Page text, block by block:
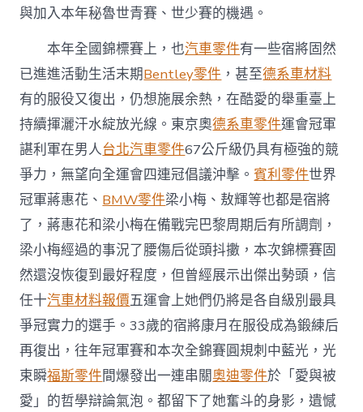
與加入本年秘魯世青賽、世少賽的機遇。
本年全國錦標賽上，也汽車零件有一些宿將固然
已進進活動生活末期Bentley零件 ，甚至德系車材料
有的服役又復出，仍想施展余熱，在酷愛的舉重臺上
持續揮灑汗水綻放光線。東京奧德系車零件運會冠軍
諶利軍在男人台北汽車零件67公斤級仍具有極強的競
爭力，無望向全運會四連冠倡議沖擊。賓利零件世界
冠軍蔣惠花、 BMW零件梁小梅、敖輝等也都是宿將
了，蔣惠花和梁小梅在備戰完巴黎周期后有所調劑，
梁小梅經過的事況了腰傷后從頭抖擻，本次錦標賽固
然還沒恢復到最好程度，但曾經展示出傑出勢頭，信
任十汽車材料報價五運會上她們仍將是各自級別最具
爭冠實力的選手。33歲的宿將康月在服役成為鍛練后
再復出，往年冠軍賽和本次全錦賽圓規刺中藍光，光
束瞬福斯零件間爆發出一連串關奧迪零件於「愛與被
愛」的哲學辯論氣泡。都留下了她奮斗的身影，遺憾